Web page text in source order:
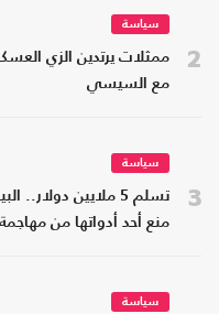
2
سياسة
ممثلات يرتدين الزي
مع السيسي
3
سياسة
تسلم 5 ملايين
منع أحد أدواتها من
سياسة